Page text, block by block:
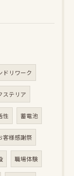
ドリワーク
ステリア
性 蓄電池
客様感謝祭
職場体験